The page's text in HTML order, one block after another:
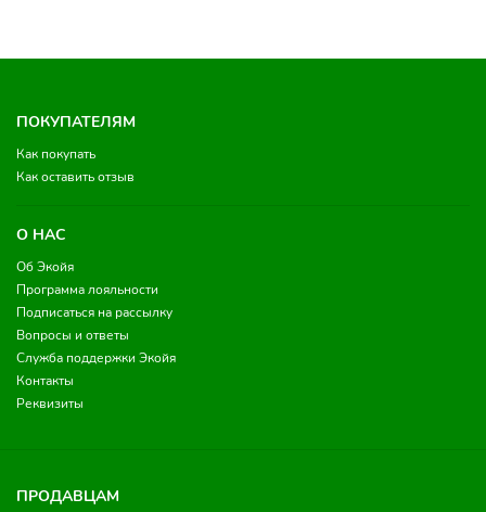
ПОКУПАТЕЛЯМ
Как покупать
Как оставить отзыв
О НАС
Об Экойя
Программа лояльности
Подписаться на рассылку
Вопросы и ответы
Служба поддержки Экойя
Контакты
Реквизиты
ПРОДАВЦАМ